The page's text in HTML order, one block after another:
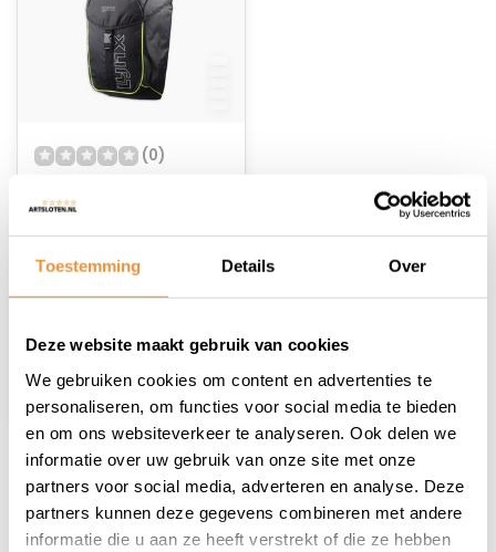
Toestemming Details Over
Deze website maakt gebruik van cookies
We gebruiken cookies om content en advertenties te
personaliseren, om functies voor social media te bieden
en om ons websiteverkeer te analyseren. Ook delen we
informatie over uw gebruik van onze site met onze
partners voor social media, adverteren en analyse. Deze
partners kunnen deze gegevens combineren met andere
informatie die u aan ze heeft verstrekt of die ze hebben
(0)
59,95
1